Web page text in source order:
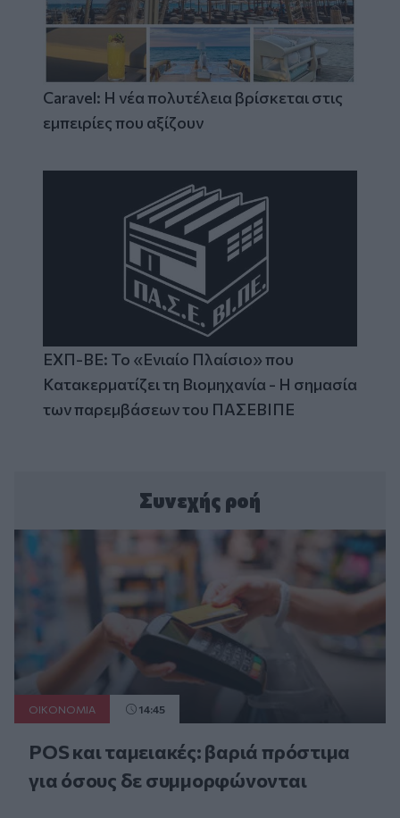
Caravel: Η νέα πολυτέλεια βρίσκεται στις
εμπειρίες που αξίζουν
ΕΧΠ-ΒΕ: Το «Ενιαίο Πλαίσιο» που
Κατακερματίζει τη Βιομηχανία - Η σημασία
των παρεμβάσεων του ΠΑΣΕΒΙΠΕ
Συνεχής ροή
ΟΙΚΟΝΟΜΙΑ 14:45
POS και ταμειακές: βαριά πρόστιμα
για όσους δε συμμορφώνονται